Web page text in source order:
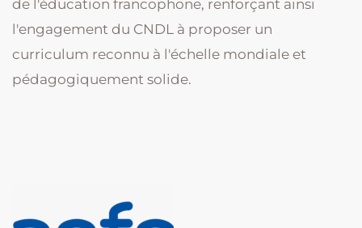
de l'éducation francophone, renforçant ainsi
l'engagement du CNDL à proposer un
curriculum reconnu à l'échelle mondiale et
pédagogiquement solide.